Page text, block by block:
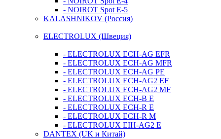
- NOIROT Spot E-5
KALASHNIKOV (Россия)
ELECTROLUX (Швеция)
- ELECTROLUX ECH-AG EFR
- ELECTROLUX ECH-AG MFR
- ELECTROLUX ECH-AG PE
- ELECTROLUX ECH-AG2 EF
- ELECTROLUX ECH-AG2 MF
- ELECTROLUX ECH-B E
- ELECTROLUX ECH-R E
- ELECTROLUX ECH-R M
- ELECTROLUX EIH-AG2 E
DANTEX (UK и Китай)